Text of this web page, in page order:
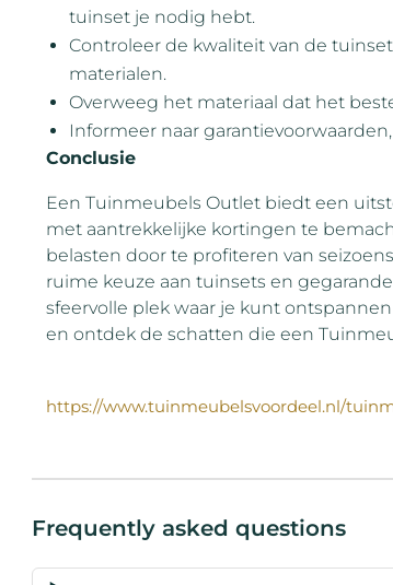
tuinset je nodig hebt.
Controleer de kwaliteit van de
materialen.
Overweeg het materiaal dat het
Informeer naar
Conclusie
Een Tuinmeubels Outlet biedt een
met aantrekkelijke kortingen te
belasten door te profiteren van
ruime keuze aan tuinsets en
sfeervolle plek waar je kunt
en ontdek de schatten die een
https://www.tuinmeubelsvoordeel.nl/
Frequently asked questions